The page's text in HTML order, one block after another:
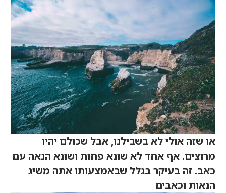
או שזה אולי לא בשבילנו, אבל שכולם יהיו
מרוצים. אף אחד לא שונא פחות ושונא הנאה עם
כאב. זה בעיקר בגלל שבאמצעותו אתה משיג
הנאות וכאבים